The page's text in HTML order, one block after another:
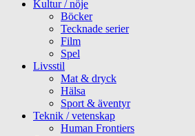
Kultur / nöje
Böcker
Tecknade serier
Film
Spel
Livsstil
Mat & dryck
Hälsa
Sport & äventyr
Teknik / vetenskap
Human Frontiers